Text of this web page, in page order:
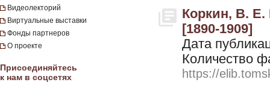
Видеолекторий
Виртуальные выставки
Фонды партнеров
О проекте
Присоединяйтесь
к нам в соцсетях
Коркин, В. Е.
[1890-1909]
Дата
Количество
https://